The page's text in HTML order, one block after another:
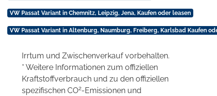
VW Passat Variant in Chemnitz, Leipzig, Jena, Kaufen oder leasen
VW Passat Variant in Altenburg, Naumburg, Freiberg, Karlsbad Kaufen
Irrtum und Zwischenverkauf vorbehalten.
* Weitere Informationen zum offiziellen
Kraftstoffverbrauch und zu den offiziellen
spezifischen CO2-Emissionen und